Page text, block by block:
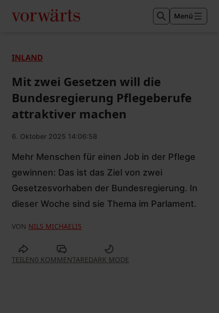
Menü
INLAND
Mit zwei Gesetzen will die
Bundesregierung Pflegeberufe
attraktiver machen
6. Oktober 2025 14:06:58
Mehr Menschen für einen Job in der Pflege
gewinnen: Das ist das Ziel von zwei
Gesetzesvorhaben der Bundesregierung. In
dieser Woche sind sie Thema im Parlament.
VON NILS MICHAELIS
TEILEN0 KOMMENTAREDARK MODE